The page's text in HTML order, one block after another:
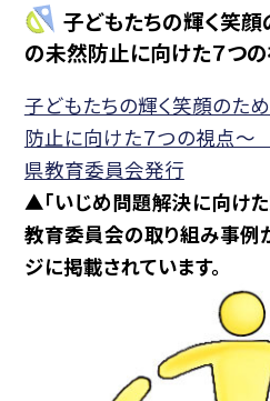
子どもたちの輝く笑
の未然防止に向けた７つ
子どもたちの輝く笑顔のた
防止に向けた７つの視点〜
県教育委員会発行
▲「いじめ問題解決に向け
教育委員会の取り組み事例
ジに掲載されています。